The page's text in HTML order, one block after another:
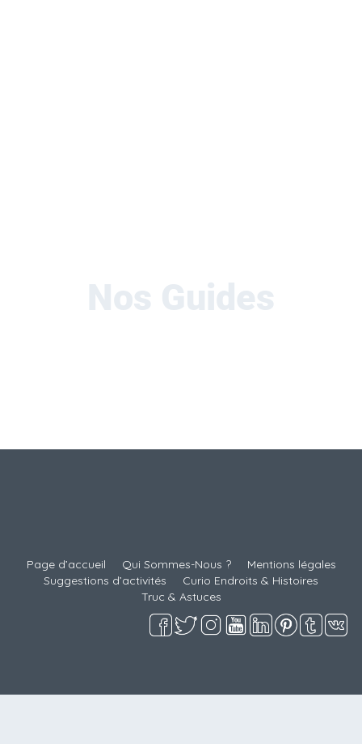
Page d’accueil Qui Sommes-Nous ?
Mentions légales
Suggestions d’activités
Curio Endroits & Histoires
Truc & Astuces